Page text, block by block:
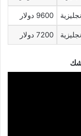
9600 دولار
7200 دولار